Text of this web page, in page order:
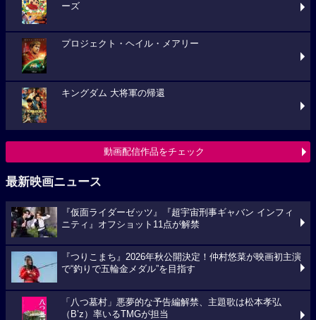
ーズ
プロジェクト・ヘイル・メアリー
キングダム 大将軍の帰還
動画配信作品をチェック
最新映画ニュース
『仮面ライダーゼッツ』『超宇宙刑事ギャバン インフィ
ニティ』オフショット11点が解禁
『つりこまち』2026年秋公開決定！仲村悠菜が映画初主演
で“釣りで五輪金メダル”を目指す
「八つ墓村」悪夢的な予告編解禁、主題歌は松本孝弘
（B’z）率いるTMGが担当